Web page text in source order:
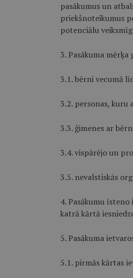
pasākumus un
priekšnoteikumus
potenciālu
3. Pasākuma mērķa
3.1. bērni vecumā
3.2. personas, kuru
3.3. ģimenes ar
3.4. vispārējo un
3.5. nevalstiskās
4. Pasākumu
katrā kārtā
5. Pasākuma
5.1. pirmās kārtas